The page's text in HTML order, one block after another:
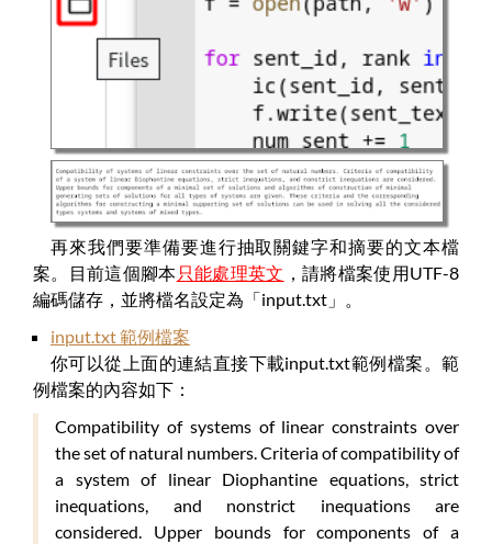
再來我們要準備要進行抽取關鍵字和摘要的文本檔
案。目前這個腳本只能處理英文 ，請將檔案使用UTF-8
編碼儲存，並將檔名設定為「input.txt」。
input.txt 範例檔案
你可以從上面的連結直接下載input.txt範例檔案。範
例檔案的內容如下：
Compatibility of systems of linear constraints over
the set of natural numbers. Criteria of compatibility of
a system of linear Diophantine equations, strict
inequations, and nonstrict inequations are
considered. Upper bounds for components of a